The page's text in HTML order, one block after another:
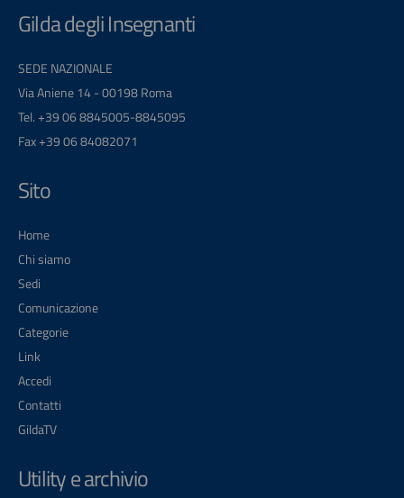
Gilda degli Insegnanti
SEDE NAZIONALE
Via Aniene 14 - 00198 Roma
Tel. +39 06 8845005-8845095
Fax +39 06 84082071
Sito
Home
Chi siamo
Sedi
Comunicazione
Categorie
Link
Accedi
Contatti
GildaTV
Utility e archivio